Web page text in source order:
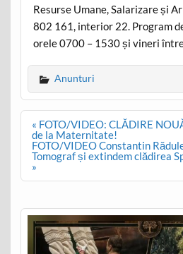
Resurse Umane, Salarizare și
802 161, interior 22. Program
orele 0700 – 1530 și vineri
Anunturi
Post
navigation
« FOTO/VIDEO: CLĂDIRE
de la Maternitate!
FOTO/VIDEO Constantin
Tomograf și extindem clădirea
»